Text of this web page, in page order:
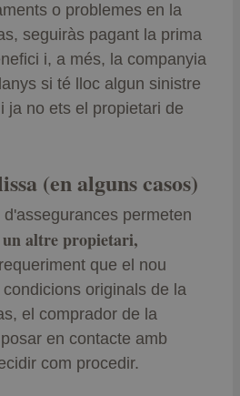
o problemes en la
seguiràs pagant la prima
i, a més, la companyia
si té lloc algun sinistre
ja no ets el propietari de
(en alguns casos)
permeten
altre propietari,
que el nou
originals de la
el comprador de la
en contacte amb
com procedir.